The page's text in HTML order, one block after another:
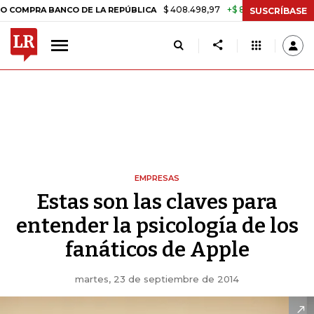
BANCO DE LA REPÚBLICA $ 408.498,97 +$ 8.753,81 +2,19% TASA
SUSCRÍBASE
EMPRESAS
Estas son las claves para
entender la psicología de los
fanáticos de Apple
martes, 23 de septiembre de 2014